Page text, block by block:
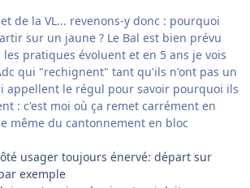
de la VL... revenons-y donc : pourquoi
sur un jaune ? Le Bal est bien prévu
les pratiques évoluent et en 5 ans je vois
qui "rechignent" tant qu'ils n'ont pas un
appellent le régul pour savoir pourquoi ils
: c'est moi où ça remet carrément en
même du cantonnement en bloc
usager toujours énervé: départ sur
exemple